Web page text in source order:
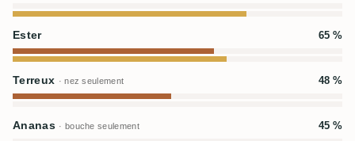
Ester 65 %
Terreux · nez seulement 48 %
Ananas · bouche seulement 45 %